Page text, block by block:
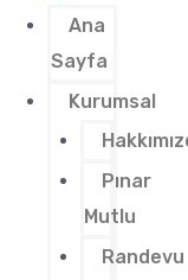
Ana
Sayfa
Kurumsal
Pınar
Mutlu
Randevu